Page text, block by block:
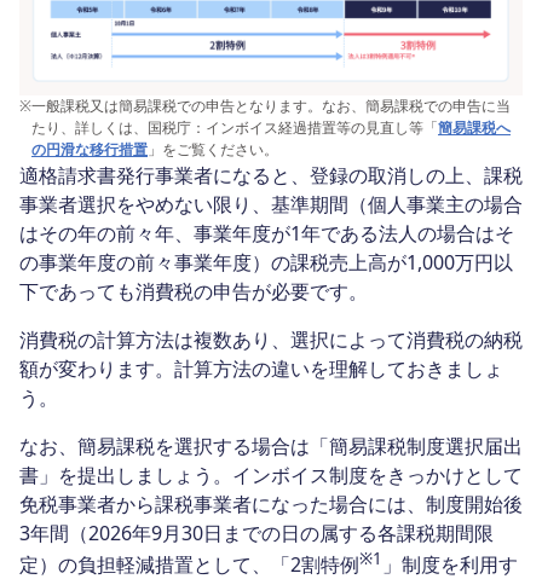
※一般課税又は簡易課税での申告となります。なお、簡易課税での申告に当
たり、詳しくは、国税庁：インボイス経過措置等の見直し等「簡易課税へ
の円滑な移行措置 」をご覧ください。
適格請求書発行事業者になると、登録の取消しの上、課税
事業者選択をやめない限り、基準期間（個人事業主の場合
はその年の前々年、事業年度が1年である法人の場合はそ
の事業年度の前々事業年度）の課税売上高が1,000万円以
下であっても消費税の申告が必要です。
消費税の計算方法は複数あり、選択によって消費税の納税
額が変わります。計算方法の違いを理解しておきましょ
う。
なお、簡易課税を選択する場合は「簡易課税制度選択届出
書」を提出しましょう。インボイス制度をきっかけとして
免税事業者から課税事業者になった場合には、制度開始後
3年間（2026年9月30日までの日の属する各課税期間限
定）の負担軽減措置として、「2割特例※1 」制度を利用す